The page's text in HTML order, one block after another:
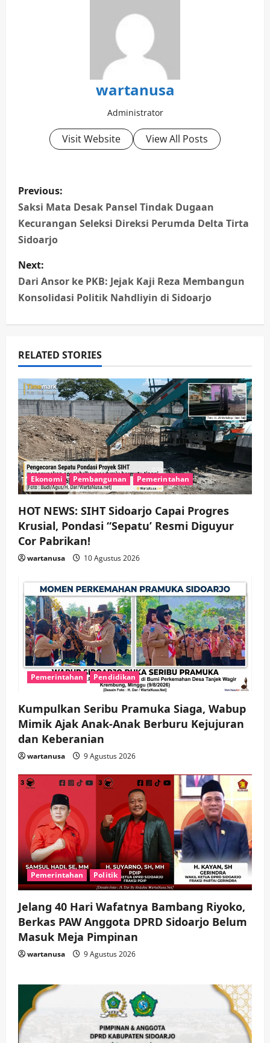
wartanusa
Administrator
Visit Website View All Posts
P
o
s
t
n
i
g
a
t
i
o
n
Previous:
Saksi Mata Desak Pansel Tindak Dugaan
Kecurangan Seleksi Direksi Perumda Delta Tirta
Sidoarjo
Next:
Dari Ansor ke PKB: Jejak Kaji Reza Membangun
Konsolidasi Politik Nahdliyin di Sidoarjo
RELATED STORIES
Ekonomi Pembangunan Pemerintahan
HOT NEWS: SIHT Sidoarjo Capai Progres
Krusial, Pondasi “Sepatu’ Resmi Diguyur
Cor Pabrikan!
wartanusa 10 Agustus 2026
Pemerintahan Pendidikan
Kumpulkan Seribu Pramuka Siaga, Wabup
Mimik Ajak Anak-Anak Berburu Kejujuran
dan Keberanian
wartanusa 9 Agustus 2026
Pemerintahan Politik
Jelang 40 Hari Wafatnya Bambang Riyoko,
Berkas PAW Anggota DPRD Sidoarjo Belum
Masuk Meja Pimpinan ​
wartanusa 9 Agustus 2026